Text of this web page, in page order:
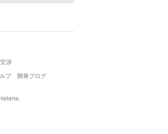
交渉
プ
開発ブログ